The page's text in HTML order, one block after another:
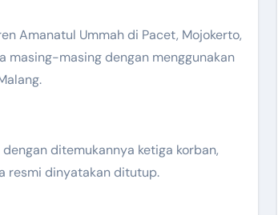
Amanatul Ummah di Pacet, Mojokerto,
masing-masing dengan menggunakan
ditemukannya ketiga korban,
resmi dinyatakan ditutup.